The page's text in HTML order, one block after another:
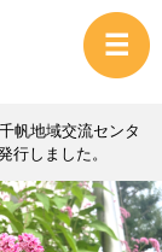
千帆地域交流センタ
行しました。